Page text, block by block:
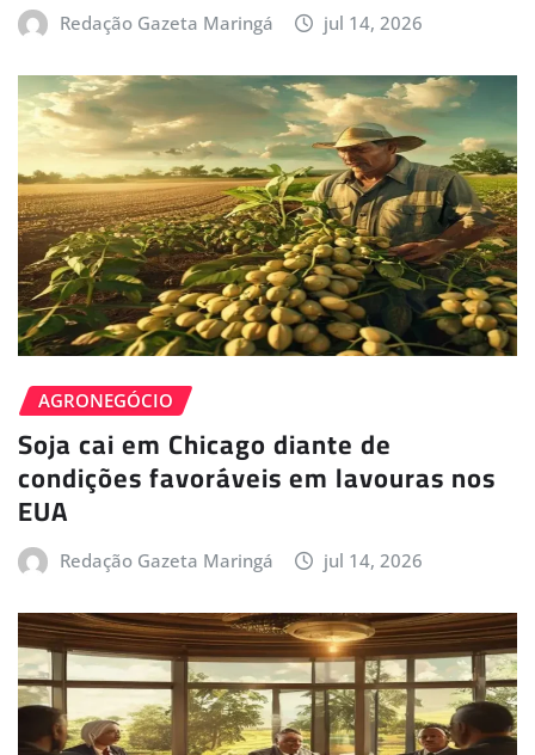
Redação Gazeta Maringá jul 14, 2026
AGRONEGÓCIO
Soja cai em Chicago diante de
condições favoráveis em lavouras nos
EUA
Redação Gazeta Maringá jul 14, 2026